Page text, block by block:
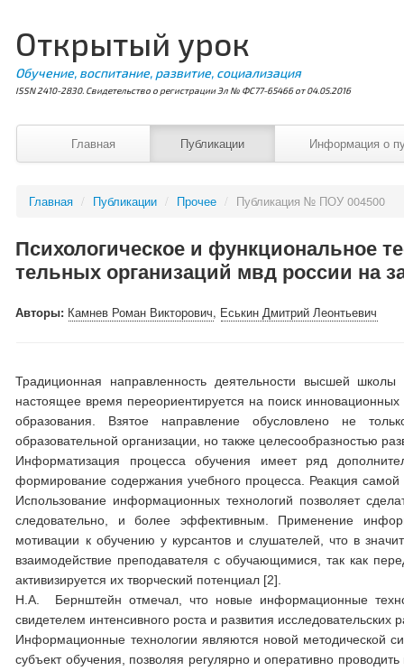
Открытый урок
Обучение, воспитание, развитие, социализация
ISSN 2410-2830. Свидетельство о регистрации Эл № ФС77-65466 от 04.05.2016
Главная Публикации Информация о
Главная / Публикации / Прочее / Публикация № ПОУ 004500
Психологическое и функциональное
тельных организаций мвд россии на
Авторы: Камнев Роман Викторович, Еськин Дмитрий Леонтьевич
Традиционная направленность деятельности высшей
настоящее время переориентируется на поиск инновационных
образования. Взятое направление обусловлено не
образовательной организации, но также целесообразностью
Информатизация процесса обучения имеет ряд
формирование содержания учебного процесса. Реакция
Использование информационных технологий позволяет
следовательно, и более эффективным. Применение
мотивации к обучению у курсантов и слушателей, что в
взаимодействие преподавателя с обучающимися, так как
активизируется их творческий потенциал [2].
Н.А. Бернштейн отмечал, что новые информационные
свидетелем интенсивного роста и развития
Информационные технологии являются новой методической
субъект обучения, позволяя регулярно и оперативно